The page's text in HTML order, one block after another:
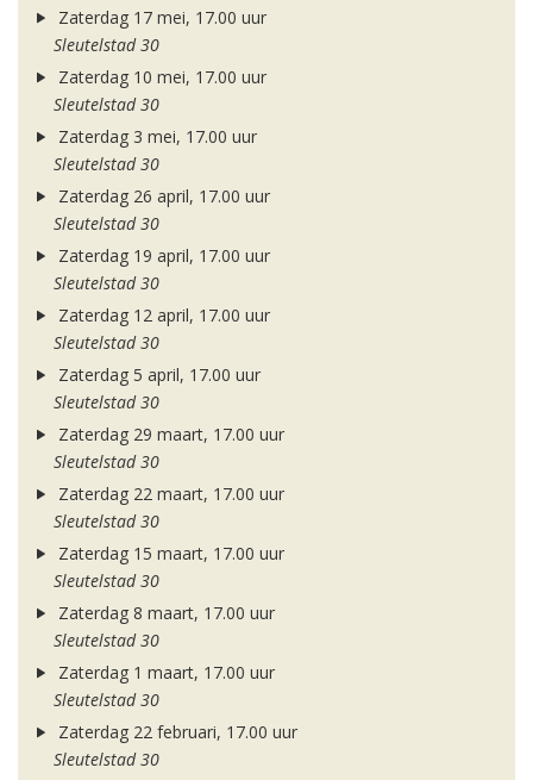
Zaterdag 17 mei, 17.00 uur
Sleutelstad 30
Zaterdag 10 mei, 17.00 uur
Sleutelstad 30
Zaterdag 3 mei, 17.00 uur
Sleutelstad 30
Zaterdag 26 april, 17.00 uur
Sleutelstad 30
Zaterdag 19 april, 17.00 uur
Sleutelstad 30
Zaterdag 12 april, 17.00 uur
Sleutelstad 30
Zaterdag 5 april, 17.00 uur
Sleutelstad 30
Zaterdag 29 maart, 17.00 uur
Sleutelstad 30
Zaterdag 22 maart, 17.00 uur
Sleutelstad 30
Zaterdag 15 maart, 17.00 uur
Sleutelstad 30
Zaterdag 8 maart, 17.00 uur
Sleutelstad 30
Zaterdag 1 maart, 17.00 uur
Sleutelstad 30
Zaterdag 22 februari, 17.00 uur
Sleutelstad 30